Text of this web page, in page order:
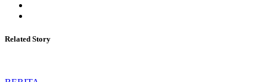
Related Story